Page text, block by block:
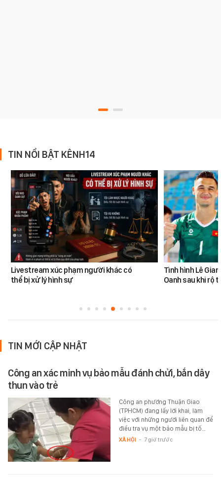
TIN NỔI BẬT KÊNH14
Livestream xúc phạm người khác có
thể bị xử lý hình sự
Tình hình Lê
Oanh sau khi rộ
TIN MỚI CẬP NHẬT
Công an xác minh vụ bảo mẫu đánh chửi, bắn dây
thun vào trẻ
Công an phường Thuận Giao
(TPHCM) đang lấy lời khai, làm
việc với những người liên quan để
điều tra vụ một bảo mẫu bị tố…
XÃ HỘI - 7 giờ trước